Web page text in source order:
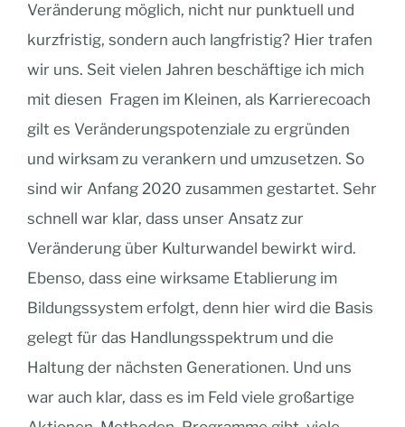
Veränderung möglich, nicht nur punktuell und
kurzfristig, sondern auch langfristig? Hier trafen
wir uns. Seit vielen Jahren beschäftige ich mich
mit diesen Fragen im Kleinen, als Karrierecoach
gilt es Veränderungspotenziale zu ergründen
und wirksam zu verankern und umzusetzen. So
sind wir Anfang 2020 zusammen gestartet. Sehr
schnell war klar, dass unser Ansatz zur
Veränderung über Kulturwandel bewirkt wird.
Ebenso, dass eine wirksame Etablierung im
Bildungssystem erfolgt, denn hier wird die Basis
gelegt für das Handlungsspektrum und die
Haltung der nächsten Generationen. Und uns
war auch klar, dass es im Feld viele großartige